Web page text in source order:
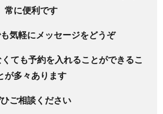
常に便利です
気軽にメッセージをどうぞ
ても予約を入れることができるこ
が多々あります
ご相談ください